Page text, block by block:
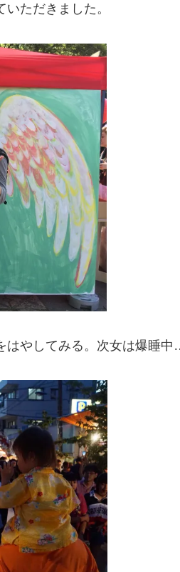
ただきました。
やしてみる。次女は爆睡中